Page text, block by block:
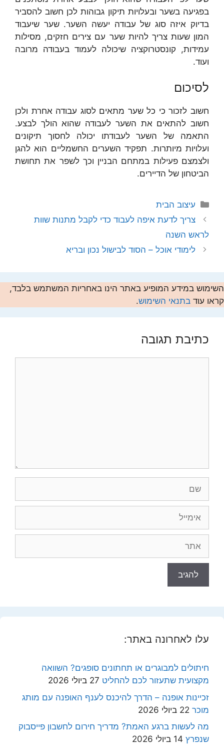
בפגיעה בשער ובעלויות תיקון גבוהות לכן חשוב להסביר
בדיוק איזה סוג של עבודה יעשה השער. שער שיעבוד
המון שעות צריך להיות שער עם צירים חזקים, מסילות
עמידות, קונסטרוקציה שיכולה לעמוד בעבודה מרובה
ועוד.
לסיכום
חשוב לזכור כי כל שער מתאים לסוג עבודה אחרת ולכן
חשוב להתאים את השער לעבודה שהוא הולך לבצע.
התאמה של השער לעבודתו יכולה לחסוך תיקונים
ועלויות מיותרות. תפקיד השערים החשמליים הוא להגן
ולצמצם פעילות במתחם הבניין וכך לשפר את תחושת
הביטחון של הדיירים.
קטגוריות
עיצוב הבית
צריך לדעת איפה לעבוד כדי לקבל מתנות שוות
לראש השנה
לימודי אוכל – הסוד לבישול נכון ובריא
השימוש במידע המופיע באתר הינו באחריות המשתמש בלבד,
קראו עוד בתנאי השימוש.
כתיבת תגובה
עלו לאחרונה באתר:
חיתולים למבוגרים או תחתונים סופגים? השוואה
מקצועית שתעזור לכם להחליט 27 ביולי 2026
זכיינות אופנה – הדרך להיכנס לענף האופנה עם מותג
מוכר 22 ביולי 2026
מה לעשות ברגע האמת? מדריך חירום לחשבון פייסבוק
שנפרץ 14 ביולי 2026